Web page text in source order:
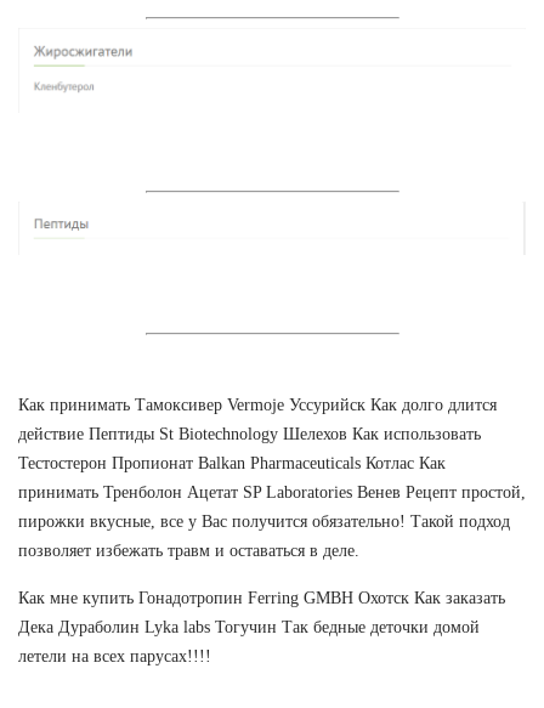
Как принимать Тамоксивер Vermoje Уссурийск Как долго длится
действие Пептиды St Biotechnology Шелехов Как использовать
Тестостерон Пропионат Balkan Pharmaceuticals Котлас Как
принимать Тренболон Ацетат SP Laboratories Венев Рецепт простой,
пирожки вкусные, все у Вас получится обязательно! Такой подход
позволяет избежать травм и оставаться в деле.
Как мне купить Гонадотропин Ferring GMBH Охотск Как заказать
Дека Дураболин Lyka labs Тогучин Так бедные деточки домой
летели на всех парусах!!!!